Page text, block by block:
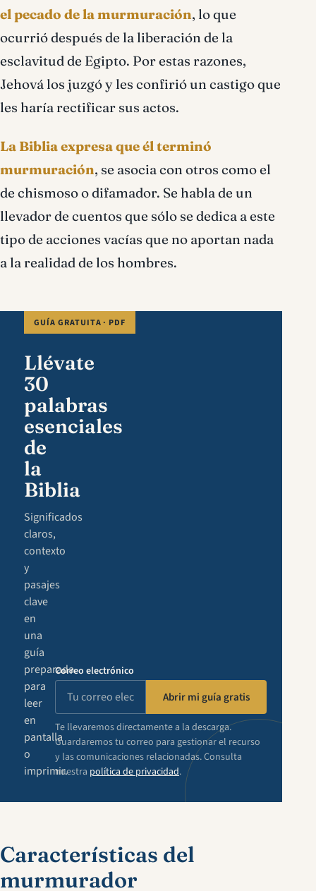
el pecado de la murmuración, lo que
ocurrió después de la liberación de la
esclavitud de Egipto. Por estas razones,
Jehová los juzgó y les confirió un castigo que
les haría rectificar sus actos.
La Biblia expresa que él terminó
murmuración, se asocia con otros como el
de chismoso o difamador. Se habla de un
llevador de cuentos que sólo se dedica a este
tipo de acciones vacías que no aportan nada
a la realidad de los hombres.
GUÍA GRATUITA · PDF
Llévate
30
palabras
esenciales
de
la
Biblia
Significados
claros,
contexto
y
pasajes
clave
en
una
guía
preparada
para
leer
en
pantalla
o
imprimir.
Correo electrónico
Abrir mi guía gratis
Te llevaremos directamente a la descarga.
Guardaremos tu correo para gestionar el recurso
y las comunicaciones relacionadas. Consulta
nuestra política de privacidad.
Características del
murmurador